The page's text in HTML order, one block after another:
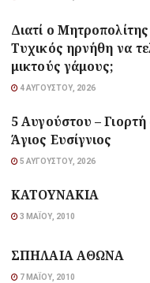
Διατί ο Μητροπολίτης
Τυχικός ηρνήθη να
μικτούς γάμους;
4 ΑΥΓΟΎΣΤΟΥ, 2026
5 Αυγούστου –
Άγιος Ευσίγνιος
5 ΑΥΓΟΎΣΤΟΥ, 2026
ΚΑΤΟΥΝΑΚΙΑ
3 ΜΑΪ́ΟΥ, 2010
ΣΠΗΛΑΙΑ ΑΘΩΝΑ
7 ΜΑΪ́ΟΥ, 2010